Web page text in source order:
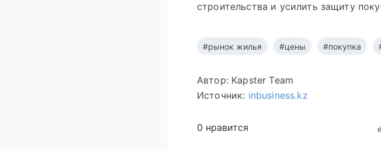
строительства и усилить защиту
#рынок жилья #цены #покупка
Автор: Kapster Team
Источник: inbusiness.kz
0 нравится